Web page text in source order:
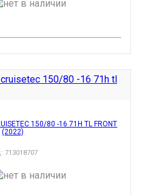
150/80 -16 71H TL FRONT
(2022)
713018707